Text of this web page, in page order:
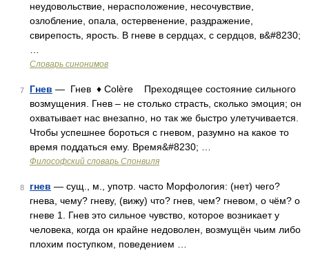
неудовольствие, нерасположение, несочувствие,
озлобление, опала, остервенение, раздражение,
свирепость, ярость. В гневе в сердцах, с сердцов, в&#8230;
Словарь синонимов
7 Гнев — Гнев ♦ Colère Преходящее состояние сильного
возмущения. Гнев – не столько страсть, сколько эмоция; он
охватывает нас внезапно, но так же быстро улетучивается.
Чтобы успешнее бороться с гневом, разумно на какое то
время поддаться ему. Время&#8230; …
Философский словарь Спонвиля
8 гнев — сущ., м., употр. часто Морфология: (нет) чего?
гнева, чему? гневу, (вижу) что? гнев, чем? гневом, о чём? о
гневе 1. Гнев это сильное чувство, которое возникает у
человека, когда он крайне недоволен, возмущён чьим либо
плохим поступком, поведением …